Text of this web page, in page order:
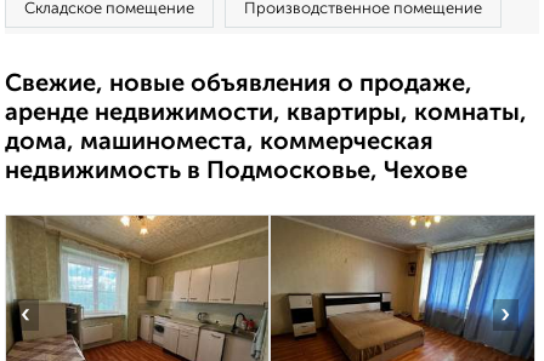
Складское помещение Производственное помещение
Свежие, новые объявления о продаже,
аренде недвижимости, квартиры, комнаты,
дома, машиноместа, коммерческая
недвижимость в Подмосковье, Чехове
‹ ›